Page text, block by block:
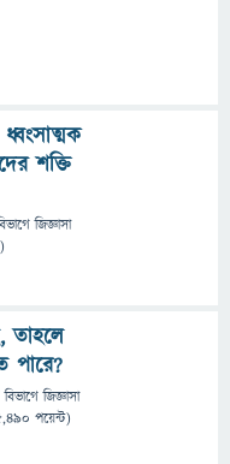
শক্তি
জিজ্ঞাসা
তাহলে
পারে?
জিজ্ঞাসা
পয়েন্ট)